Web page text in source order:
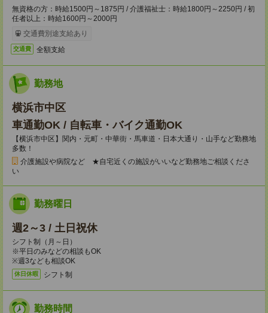
無資格の方：時給1500円～1875円 / 介護福祉士：時給1800円～2250円 / 初
任者以上：時給1600円～2000円
交通費別途支給あり
交通費 全額支給
勤務地
横浜市中区
車通勤OK / 自転車・バイク通勤OK
【横浜市中区】関内・元町・中華街・馬車道・日本大通り・山手など勤務地
多数！
介護施設や病院など ★自宅近くの施設がいいなど勤務地ご相談くださ
い
勤務曜日
週2～3 / 土日祝休
シフト制（月～日）
※平日のみなどの相談もOK
※週3なども相談OK
休日休暇 シフト制
勤務時間